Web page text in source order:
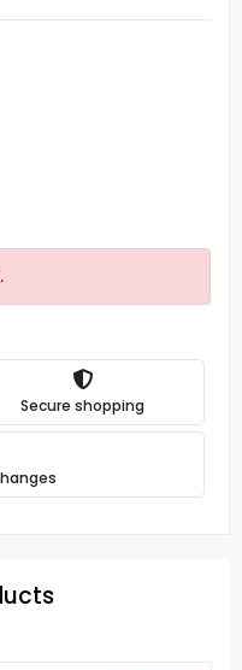
Secure shopping